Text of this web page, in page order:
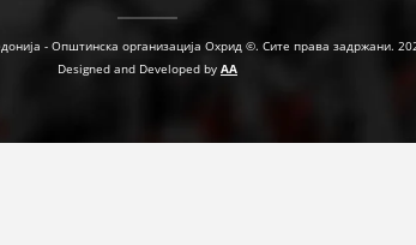
- Општинска организација Охрид ©. Сите права задржани.
Designed and Developed by AA